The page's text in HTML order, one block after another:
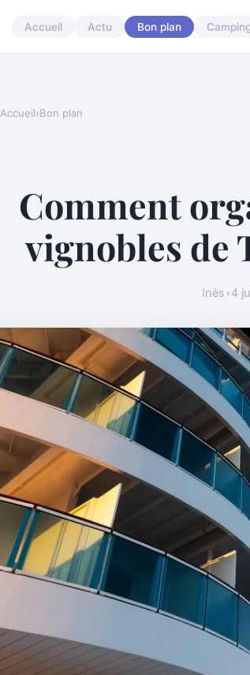
Accueil Actu Bon plan
Accueil›Bon plan
Comment
vignobles de
Inès•4